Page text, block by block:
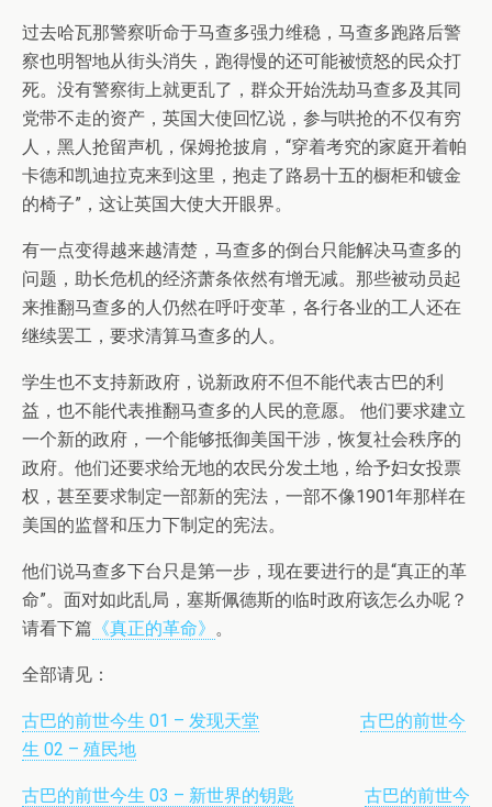
过去哈瓦那警察听命于马查多强力维稳，马查多跑路后警
察也明智地从街头消失，跑得慢的还可能被愤怒的民众打
死。没有警察街上就更乱了，群众开始洗劫马查多及其同
党带不走的资产，英国大使回忆说，参与哄抢的不仅有穷
人，黑人抢留声机，保姆抢披肩，“穿着考究的家庭开着帕
卡德和凯迪拉克来到这里，抱走了路易十五的橱柜和镀金
的椅子”，这让英国大使大开眼界。
有一点变得越来越清楚，马查多的倒台只能解决马查多的
问题，助长危机的经济萧条依然有增无减。那些被动员起
来推翻马查多的人仍然在呼吁变革，各行各业的工人还在
继续罢工，要求清算马查多的人。
学生也不支持新政府，说新政府不但不能代表古巴的利
益，也不能代表推翻马查多的人民的意愿。 他们要求建立
一个新的政府，一个能够抵御美国干涉，恢复社会秩序的
政府。他们还要求给无地的农民分发土地，给予妇女投票
权，甚至要求制定一部新的宪法，一部不像1901年那样在
美国的监督和压力下制定的宪法。
他们说马查多下台只是第一步，现在要进行的是“真正的革
命”。面对如此乱局，塞斯佩德斯的临时政府该怎么办呢？
请看下篇 《真正的革命》 。
全部请见：
古巴的前世今生 01 – 发现天堂
古巴的前世今
生 02 – 殖民地
古巴的前世今生 03 – 新世界的钥匙
古巴的前世今